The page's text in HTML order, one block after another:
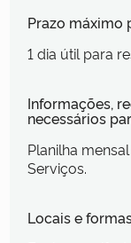
Prazo máximo
1 dia útil para
Informações,
necessários
Planilha
Serviços.
Locais e